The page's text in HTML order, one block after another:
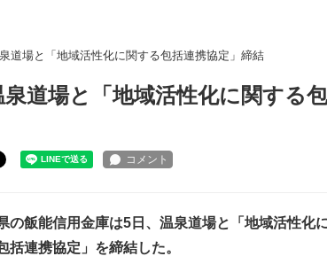
道場と「地域活性化に関する包括連携協定」締結
道場と「地域活性化に関する包
の飯能信用金庫は5日、温泉道場と「地域活性化
括連携協定」を締結した。